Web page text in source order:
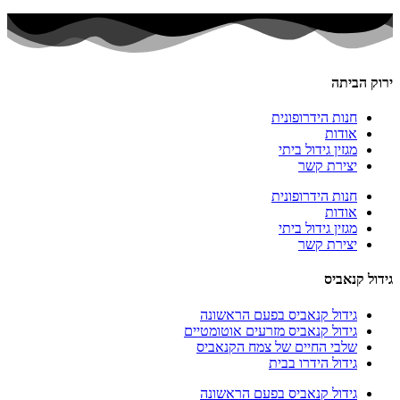
ירוק הביתה
חנות הידרופונית
אודות
מגזין גידול ביתי
יצירת קשר
חנות הידרופונית
אודות
מגזין גידול ביתי
יצירת קשר
גידול קנאביס
גידול קנאביס בפעם הראשונה
גידול קנאביס מזרעים אוטומטיים
שלבי החיים של צמח הקנאביס
גידול הידרו בבית
גידול קנאביס בפעם הראשונה